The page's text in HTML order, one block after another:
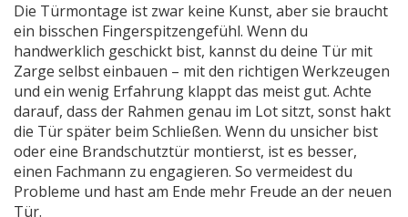
Die Türmontage ist zwar keine Kunst, aber sie braucht
ein bisschen Fingerspitzengefühl. Wenn du
handwerklich geschickt bist, kannst du deine Tür mit
Zarge selbst einbauen – mit den richtigen Werkzeugen
und ein wenig Erfahrung klappt das meist gut. Achte
darauf, dass der Rahmen genau im Lot sitzt, sonst hakt
die Tür später beim Schließen. Wenn du unsicher bist
oder eine Brandschutztür montierst, ist es besser,
einen Fachmann zu engagieren. So vermeidest du
Probleme und hast am Ende mehr Freude an der neuen
Tür.